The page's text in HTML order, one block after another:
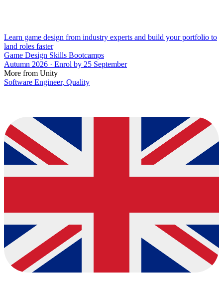
Learn game design from industry experts and build your portfolio to
land roles faster
Game Design Skills Bootcamps
Autumn 2026 · Enrol by 25 September
More from Unity
Software Engineer, Quality